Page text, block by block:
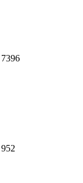
7396
952